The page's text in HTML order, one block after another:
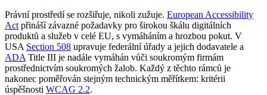
Právní prostředí se rozšiřuje, nikoli zužuje. European Accessibility
Act přináší závazné požadavky pro širokou škálu digitálních
produktů a služeb v celé EU, s vymáháním a hrozbou pokut. V
USA Section 508 upravuje federální úřady a jejich dodavatele a
ADA Title III je nadále vymáhán vůči soukromým firmám
prostřednictvím soukromých žalob. Každý z těchto rámců je
nakonec poměřován stejným technickým měřítkem: kritérii
úspěšnosti WCAG 2.2.